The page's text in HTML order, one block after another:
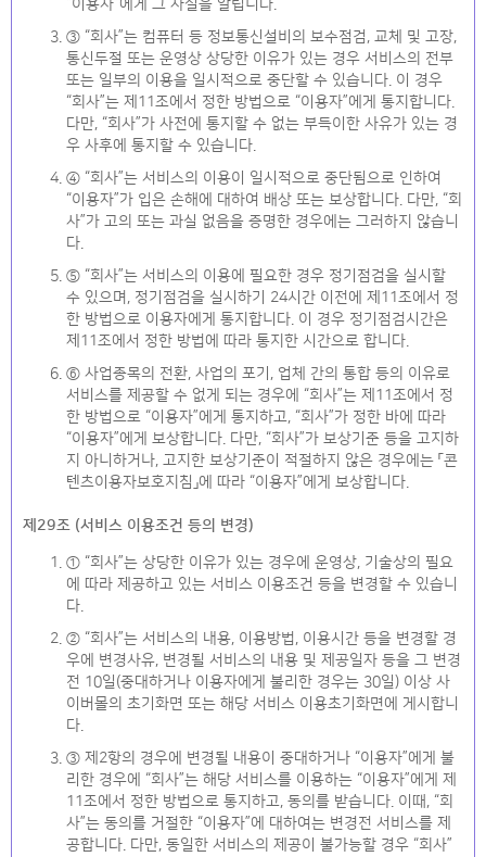
“이용자”에게 그 사실을 알립니다.
③ “회사”는 컴퓨터 등 정보통신설비의 보수점검, 교체 및 고장,
통신두절 또는 운영상 상당한 이유가 있는 경우 서비스의 전부
또는 일부의 이용을 일시적으로 중단할 수 있습니다. 이 경우
“회사”는 제11조에서 정한 방법으로 “이용자”에게 통지합니다.
다만, “회사”가 사전에 통지할 수 없는 부득이한 사유가 있는 경
우 사후에 통지할 수 있습니다.
④ “회사”는 서비스의 이용이 일시적으로 중단됨으로 인하여
“이용자”가 입은 손해에 대하여 배상 또는 보상합니다. 다만, “회
사”가 고의 또는 과실 없음을 증명한 경우에는 그러하지 않습니
다.
⑤ “회사”는 서비스의 이용에 필요한 경우 정기점검을 실시할
수 있으며, 정기점검을 실시하기 24시간 이전에 제11조에서 정
한 방법으로 이용자에게 통지합니다. 이 경우 정기점검시간은
제11조에서 정한 방법에 따라 통지한 시간으로 합니다.
⑥ 사업종목의 전환, 사업의 포기, 업체 간의 통합 등의 이유로
서비스를 제공할 수 없게 되는 경우에 “회사”는 제11조에서 정
한 방법으로 “이용자”에게 통지하고, “회사”가 정한 바에 따라
“이용자”에게 보상합니다. 다만, “회사”가 보상기준 등을 고지하
지 아니하거나, 고지한 보상기준이 적절하지 않은 경우에는 「콘
텐츠이용자보호지침」에 따라 “이용자”에게 보상합니다.
제29조 (서비스 이용조건 등의 변경)
① “회사”는 상당한 이유가 있는 경우에 운영상, 기술상의 필요
에 따라 제공하고 있는 서비스 이용조건 등을 변경할 수 있습니
다.
② “회사”는 서비스의 내용, 이용방법, 이용시간 등을 변경할 경
우에 변경사유, 변경될 서비스의 내용 및 제공일자 등을 그 변경
전 10일(중대하거나 이용자에게 불리한 경우는 30일) 이상 사
이버몰의 초기화면 또는 해당 서비스 이용초기화면에 게시합니
다.
③ 제2항의 경우에 변경될 내용이 중대하거나 “이용자”에게 불
리한 경우에 “회사”는 해당 서비스를 이용하는 “이용자”에게 제
11조에서 정한 방법으로 통지하고, 동의를 받습니다. 이때, “회
사”는 동의를 거절한 “이용자”에 대하여는 변경전 서비스를 제
공합니다. 다만, 동일한 서비스의 제공이 불가능할 경우 “회사”